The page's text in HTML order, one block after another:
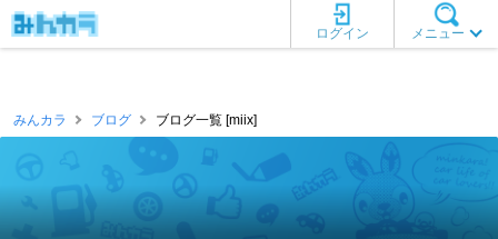
メニュー
ログイン
みんカラ ブログ ブログ一覧 [miix]